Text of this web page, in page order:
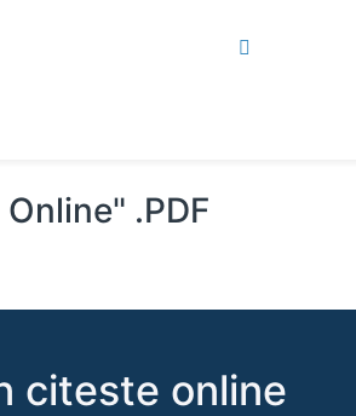
.PDF
citeste online